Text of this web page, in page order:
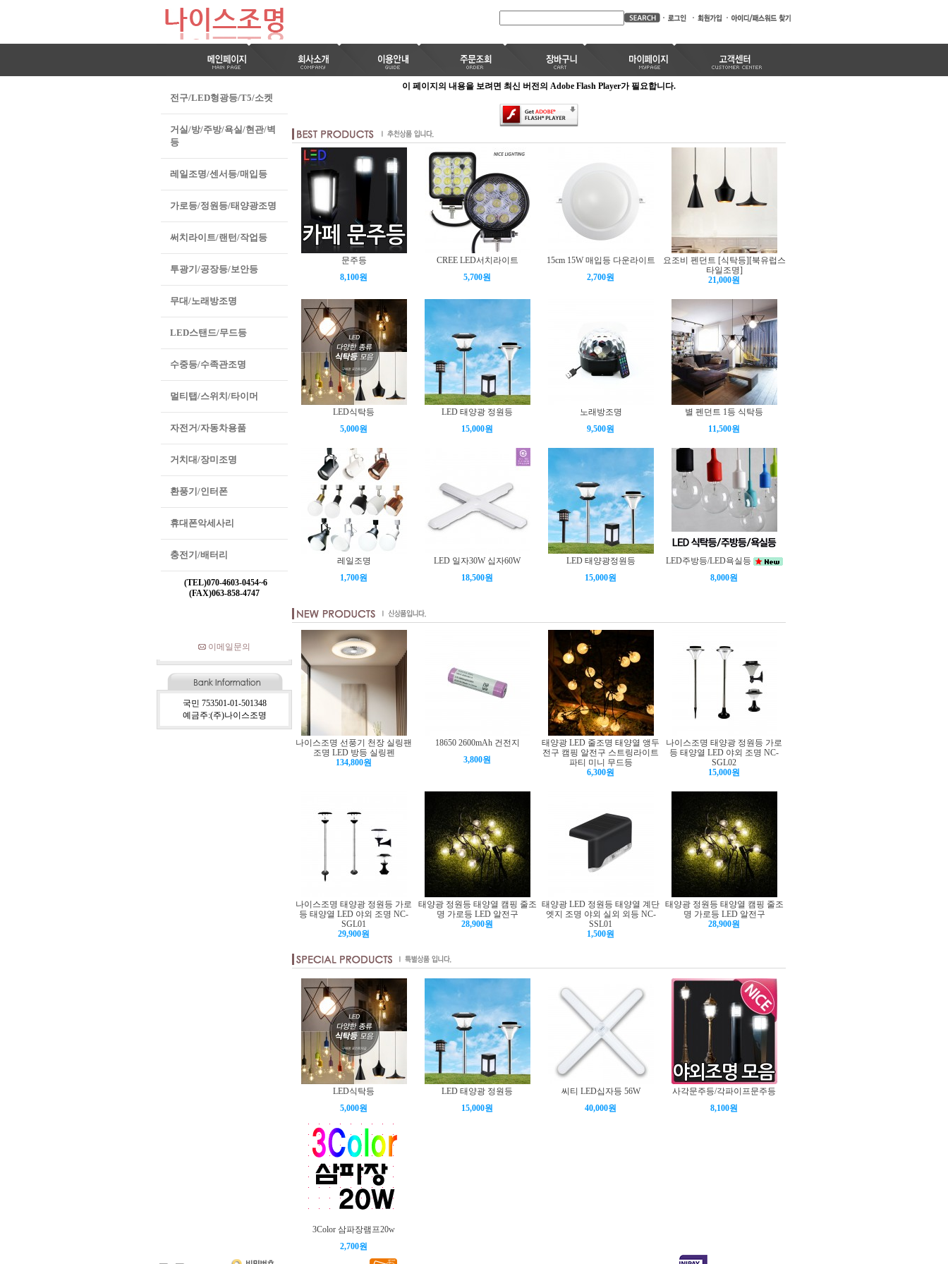
전구/LED형광등/T5/소켓
거실/방/주방/욕실/현관/벽
등
레일조명/센서등/매입등
가로등/정원등/태양광조명
써치라이트/랜턴/작업등
투광기/공장등/보안등
무대/노래방조명
LED스탠드/무드등
수중등/수족관조명
멀티탭/스위치/타이머
자전거/자동차용품
거치대/장미조명
환풍기/인터폰
휴대폰악세사리
충전기/배터리
(TEL)070-4603-0454~6
(FAX)063-858-4747
이메일문의
국민 753501-01-501348
예금주:(주)나이스조명
이 페이지의 내용을 보려면 최신 버전의 Adobe Flash Player가 필요합니다.
문주등
8,100원
CREE LED서치라이트
5,700원
15cm 15W 매입등 다운라이트
2,700원
요조비 펜던트 [식탁등][북유럽스
타일조명]
21,000원
LED식탁등
5,000원
LED 태양광 정원등
15,000원
노래방조명
9,500원
별 펜던트 1등 식탁등
11,500원
레일조명
1,700원
LED 일자30W 십자60W
18,500원
LED 태양광정원등
15,000원
LED주방등/LED욕실등
8,000원
나이스조명 선풍기 천장 실링팬
조명 LED 방등 실링펜
134,800원
18650 2600mAh 건전지
3,800원
태양광 LED 줄조명 태양열 앵두
전구 캠핑 알전구 스트링라이트
파티 미니 무드등
6,300원
나이스조명 태양광 정원등 가로
등 태양열 LED 야외 조명 NC-
SGL02
15,000원
나이스조명 태양광 정원등 가로
등 태양열 LED 야외 조명 NC-
SGL01
29,900원
태양광 정원등 태양열 캠핑 줄조
명 가로등 LED 알전구
28,900원
태양광 LED 정원등 태양열 계단
엣지 조명 야외 실외 외등 NC-
SSL01
1,500원
태양광 정원등 태양열 캠핑 줄조
명 가로등 LED 알전구
28,900원
LED식탁등
5,000원
LED 태양광 정원등
15,000원
씨티 LED십자등 56W
40,000원
사각문주등/각파이프문주등
8,100원
3Color 삼파장램프20w
2,700원